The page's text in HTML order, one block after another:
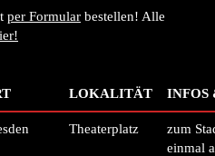
per Formular bestellen! Alle
LOKALITÄT INFOS
Theaterplatz
zum
einmal